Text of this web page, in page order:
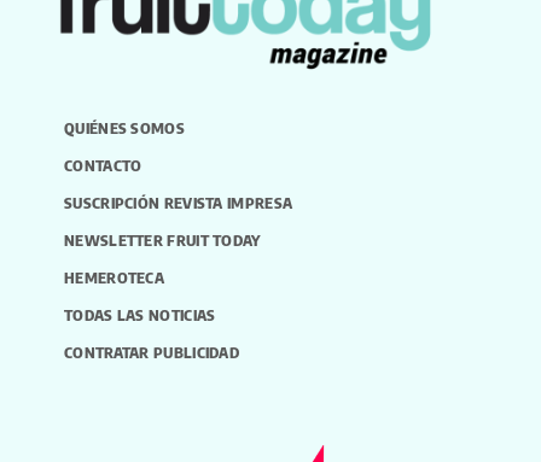
QUIÉNES SOMOS
CONTACTO
SUSCRIPCIÓN REVISTA IMPRESA
NEWSLETTER FRUIT TODAY
HEMEROTECA
TODAS LAS NOTICIAS
CONTRATAR PUBLICIDAD